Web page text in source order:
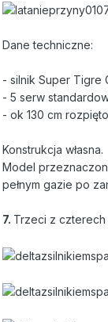
Dane techniczne:
- silnik Super Tigre
- 5 serw
- ok 130 cm
Konstrukcja własna.
Model
pełnym gazie po
7. Trzeci z